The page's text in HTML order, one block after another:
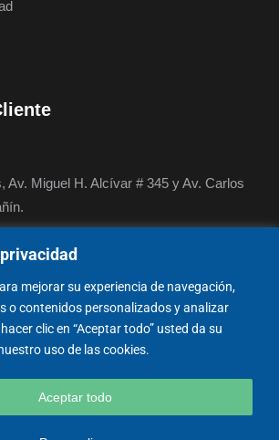
mejorar su experiencia de navegación,
o contenidos personalizados y analizar
clic en “Aceptar todo” usted da su
uso de las cookies.
Aceptar todo
Av. Miguel H. Alcívar # 345 y Av. Carlos